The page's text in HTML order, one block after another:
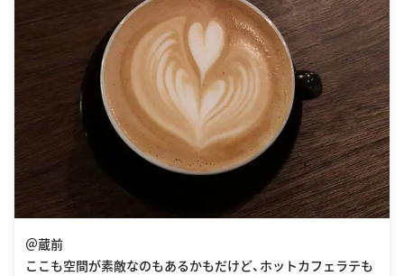
＠蔵前
ここも空間が素敵なのもあるかもだけど、ホットカフェラテも